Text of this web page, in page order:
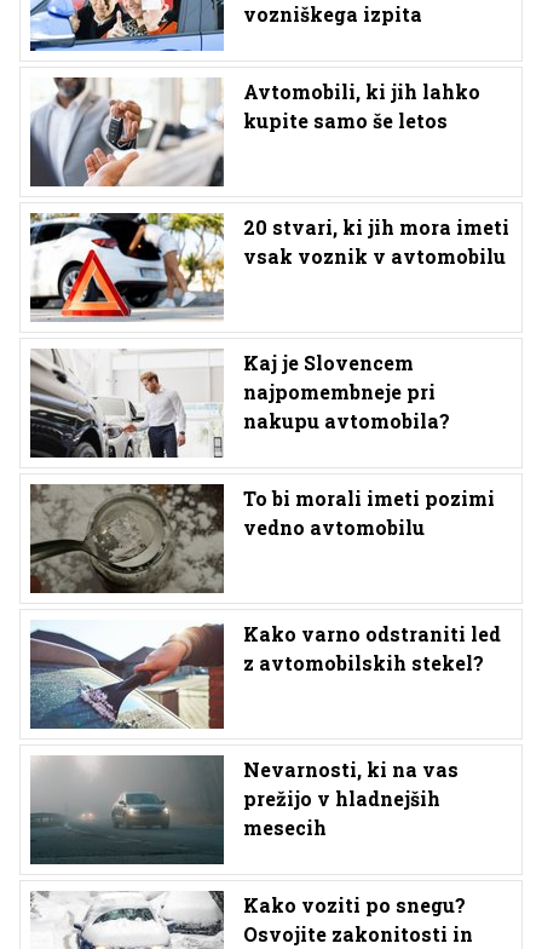
vozniškega izpita
Avtomobili, ki jih lahko
kupite samo še letos
20 stvari, ki jih mora imeti
vsak voznik v avtomobilu
Kaj je Slovencem
najpomembneje pri
nakupu avtomobila?
To bi morali imeti pozimi
vedno avtomobilu
Kako varno odstraniti led
z avtomobilskih stekel?
Nevarnosti, ki na vas
prežijo v hladnejših
mesecih
Kako voziti po snegu?
Osvojite zakonitosti in